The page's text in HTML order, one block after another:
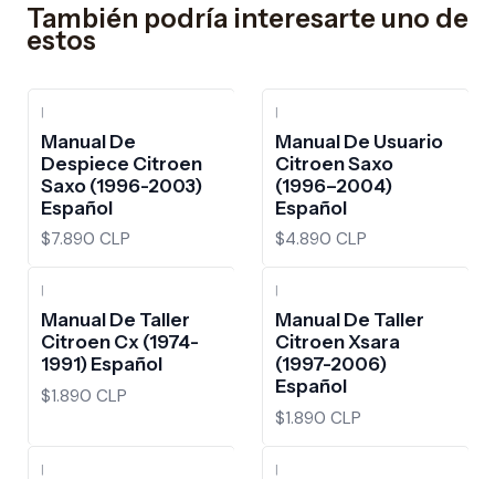
También podría interesarte uno de
estos
|
Manual De
Despiece Citroen
Saxo (1996-2003)
Español
$7.890 CLP
|
Manual De Usuario
Citroen Saxo
(1996–2004)
Español
$4.890 CLP
|
Manual De Taller
Citroen Cx (1974-
1991) Español
$1.890 CLP
|
Manual De Taller
Citroen Xsara
(1997-2006)
Español
$1.890 CLP
| |